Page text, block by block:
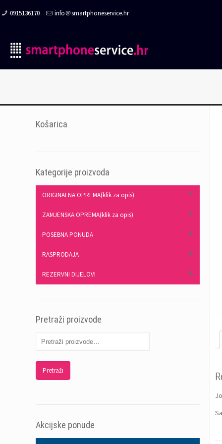
0915136170 info＠smartphoneservice.hr
Košarica
Kategorije proizvoda
ORIGINALNA OPREMA(klik za opis)
ZAMJENSKA OPREMA(klik za opis)
POSEBNA PONUDA
RASPRODAJA
REZERVNI DIJELOVI
Pretraži proizvode
Pretraži
Akcijske ponude